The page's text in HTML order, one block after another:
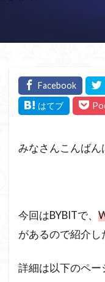
みなさんこんばん
今回はBYBITで、
があるので紹介し
詳細は以下のペー